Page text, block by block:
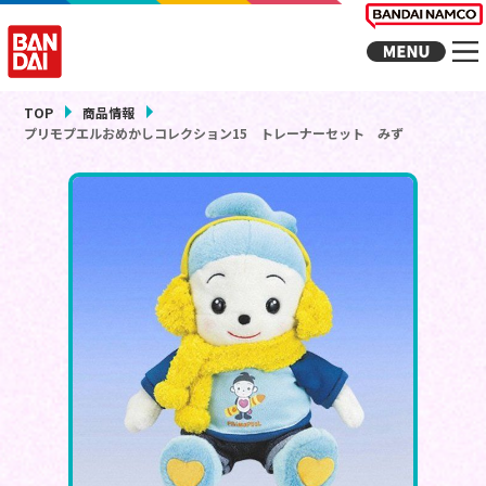
TOP
商品情報
プリモプエルおめかしコレクション15 トレーナーセット みず